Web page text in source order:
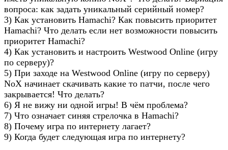
вопроса: как задать уникальный серийный номер?
3) Как установить Hamachi? Как повысить приоритет
Hamachi? Что делать если нет возможности повысить
приоритет Hamachi?
4) Как установить и настроить Westwood Online (игру
по серверу)?
5) При заходе на Westwood Online (игру по серверу)
NoX начинает скачивать какие то патчи, после чего
закрывается! Что делать?
6) Я не вижу ни одной игры! В чём проблема?
7) Что означает синяя стрелочка в Hamachi?
8) Почему игра по интернету лагает?
9) Когда будет следующая игра по интернету?